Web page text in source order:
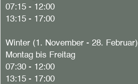
07:15 - 12:00
13:15 - 17:00
Winter (1. November - 28. Februar)
Montag bis Freitag
07:30 - 12:00
13:15 - 17:00